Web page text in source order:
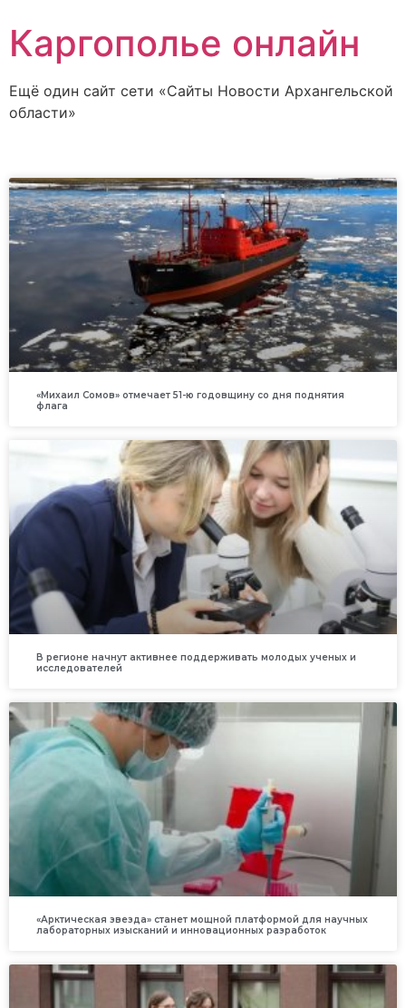
Каргополье онлайн
Ещё один сайт сети «Сайты Новости Архангельской
области»
«Михаил Сомов» отмечает 51-ю годовщину со дня поднятия
флага
В регионе начнут активнее поддерживать молодых ученых и
исследователей
«Арктическая звезда» станет мощной платформой для научных
лабораторных изысканий и инновационных разработок